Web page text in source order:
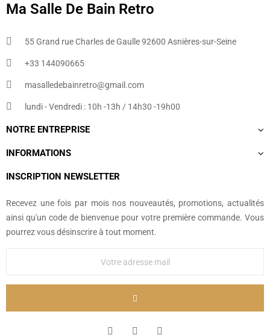
Ma Salle De Bain Retro
55 Grand rue Charles de Gaulle 92600 Asnières-sur-Seine
+33 144090665​
masalledebainretro@gmail.com
lundi - Vendredi : 10h -13h / 14h30 -19h00
NOTRE ENTREPRISE
INFORMATIONS
INSCRIPTION NEWSLETTER
Recevez une fois par mois nos nouveautés, promotions, actualités
ainsi qu'un code de bienvenue pour votre première commande. Vous
pourrez vous désinscrire à tout moment.